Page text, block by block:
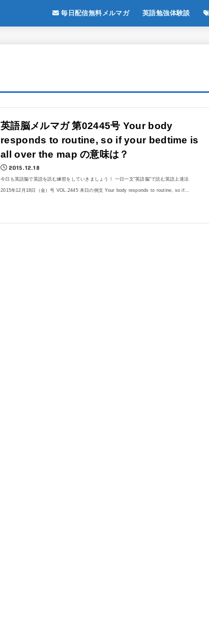
毎日配信無料メルマガ 英語勉強体験談
英語脳メルマガ 第02445号 Your body
responds to routine, so if your bedtime is
all over the map の意味は？
2015.12.18
今日も英語脳で英語を読む練習をしていきましょう！ 一日一文“英語脳”で読む英語上達法
2015年12月18日（金）号 VOL.2445 本日の例文 Your body responds to routine, so if...